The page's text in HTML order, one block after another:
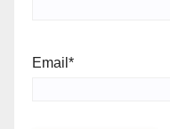
Email*